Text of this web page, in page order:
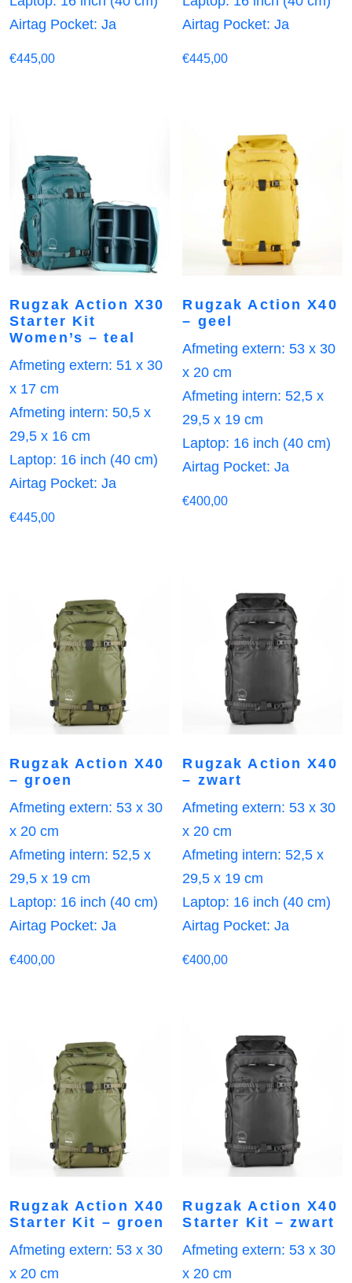
Airtag Pocket: Ja
€445,00
Airtag Pocket: Ja
€445,00
Rugzak Action X30
Starter Kit
Women’s – teal
Afmeting extern: 51 x 30
x 17 cm
Afmeting intern: 50,5 x
29,5 x 16 cm
Laptop: 16 inch (40 cm)
Airtag Pocket: Ja
€445,00
Rugzak Action X40
– geel
Afmeting extern: 53 x 30
x 20 cm
Afmeting intern: 52,5 x
29,5 x 19 cm
Laptop: 16 inch (40 cm)
Airtag Pocket: Ja
€400,00
Rugzak Action X40
– groen
Afmeting extern: 53 x 30
x 20 cm
Afmeting intern: 52,5 x
29,5 x 19 cm
Laptop: 16 inch (40 cm)
Airtag Pocket: Ja
€400,00
Rugzak Action X40
– zwart
Afmeting extern: 53 x 30
x 20 cm
Afmeting intern: 52,5 x
29,5 x 19 cm
Laptop: 16 inch (40 cm)
Airtag Pocket: Ja
€400,00
Rugzak Action X40
Starter Kit – groen
Afmeting extern: 53 x 30
x 20 cm
Rugzak Action X40
Starter Kit – zwart
Afmeting extern: 53 x 30
x 20 cm